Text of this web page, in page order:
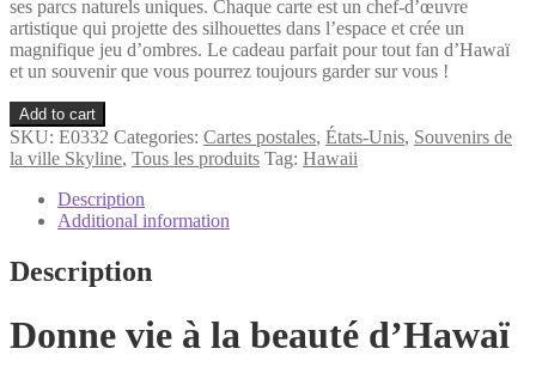
ses parcs naturels uniques. Chaque carte est un chef-d’œuvre
artistique qui projette des silhouettes dans l’espace et crée un
magnifique jeu d’ombres. Le cadeau parfait pour tout fan d’Hawaï
et un souvenir que vous pourrez toujours garder sur vous !
Hawaii
Bougie
Jeu
avec
carte
vœux
quantity
Add to cart
SKU: E0332 Categories: Cartes postales, États-Unis, Souvenirs de
la ville Skyline, Tous les produits Tag: Hawaii
Description
Additional information
Description
Donne vie à la beauté d’Hawaï